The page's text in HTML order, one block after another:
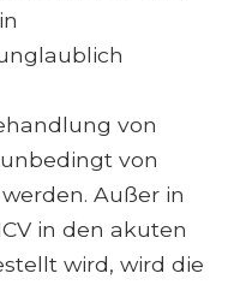
von
von
Außer in
in den akuten
wird, wird die